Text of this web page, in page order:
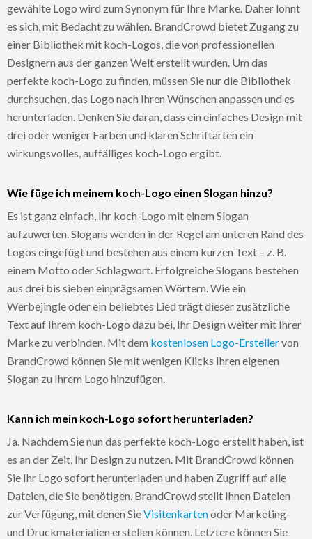
gewählte Logo wird zum Synonym für Ihre Marke. Daher lohnt
es sich, mit Bedacht zu wählen. BrandCrowd bietet Zugang zu
einer Bibliothek mit koch-Logos, die von professionellen
Designern aus der ganzen Welt erstellt wurden. Um das
perfekte koch-Logo zu finden, müssen Sie nur die Bibliothek
durchsuchen, das Logo nach Ihren Wünschen anpassen und es
herunterladen. Denken Sie daran, dass ein einfaches Design mit
drei oder weniger Farben und klaren Schriftarten ein
wirkungsvolles, auffälliges koch-Logo ergibt.
Wie füge ich meinem koch-Logo einen Slogan hinzu?
Es ist ganz einfach, Ihr koch-Logo mit einem Slogan
aufzuwerten. Slogans werden in der Regel am unteren Rand des
Logos eingefügt und bestehen aus einem kurzen Text – z. B.
einem Motto oder Schlagwort. Erfolgreiche Slogans bestehen
aus drei bis sieben einprägsamen Wörtern. Wie ein
Werbejingle oder ein beliebtes Lied trägt dieser zusätzliche
Text auf Ihrem koch-Logo dazu bei, Ihr Design weiter mit Ihrer
Marke zu verbinden. Mit dem kostenlosen Logo-Erstellervon
BrandCrowd können Sie mit wenigen Klicks Ihren eigenen
Slogan zu Ihrem Logo hinzufügen.
Kann ich mein koch-Logo sofort herunterladen?
Ja. Nachdem Sie nun das perfekte koch-Logo erstellt haben, ist
es an der Zeit, Ihr Design zu nutzen. Mit BrandCrowd können
Sie Ihr Logo sofort herunterladen und haben Zugriff auf alle
Dateien, die Sie benötigen. BrandCrowd stellt Ihnen Dateien
zur Verfügung, mit denen SieVisitenkartenoder Marketing-
und Druckmaterialien erstellen können. Letztere können Sie